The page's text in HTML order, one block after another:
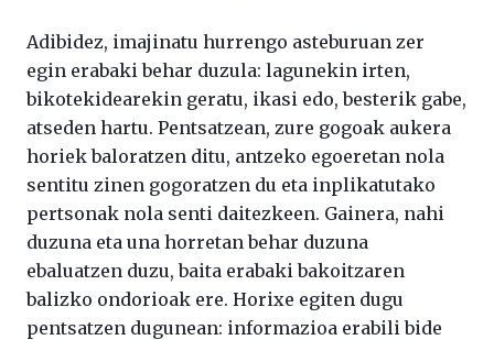
Adibidez, imajinatu hurrengo asteburuan zer
egin erabaki behar duzula: lagunekin irten,
bikotekidearekin geratu, ikasi edo, besterik gabe,
atseden hartu. Pentsatzean, zure gogoak aukera
horiek baloratzen ditu, antzeko egoeretan nola
sentitu zinen gogoratzen du eta inplikatutako
pertsonak nola senti daitezkeen. Gainera, nahi
duzuna eta una horretan behar duzuna
ebaluatzen duzu, baita erabaki bakoitzaren
balizko ondorioak ere. Horixe egiten dugu
pentsatzen dugunean: informazioa erabili bide